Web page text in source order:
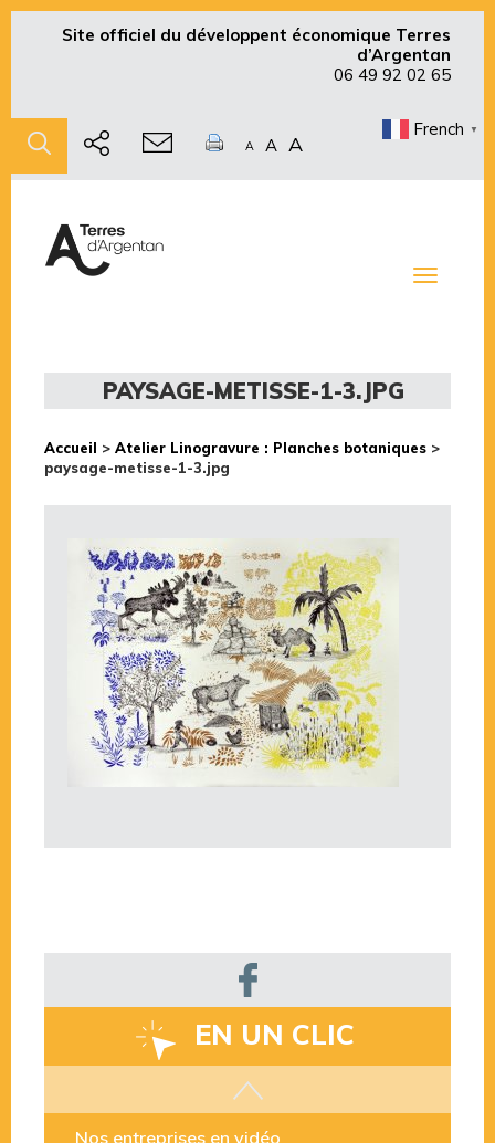
Site officiel du développent économique Terres
d’Argentan
06 49 92 02 65
A A A
French ▼
Toggle
PAYSAGE-METISSE-1-3.JPG
Accueil > Atelier Linogravure : Planches botaniques >
paysage-metisse-1-3.jpg
EN UN CLIC
Les aides disponibles